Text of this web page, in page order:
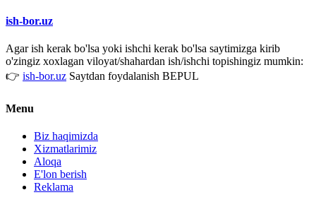
ish-bor.uz
Agar ish kerak bo'lsa yoki ishchi kerak bo'lsa saytimizga kirib
o'zingiz xoxlagan viloyat/shahardan ish/ishchi topishingiz mumkin:
👉 ish-bor.uz Saytdan foydalanish BEPUL
Menu
Biz haqimizda
Xizmatlarimiz
Aloqa
E'lon berish
Reklama